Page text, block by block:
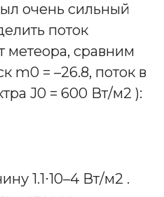
очень сильный
поток
метеора, сравним
m0 = –26.8, поток в
J0 = 600 Вт/м2 ):
1.1⋅10–4 Вт/м2 .